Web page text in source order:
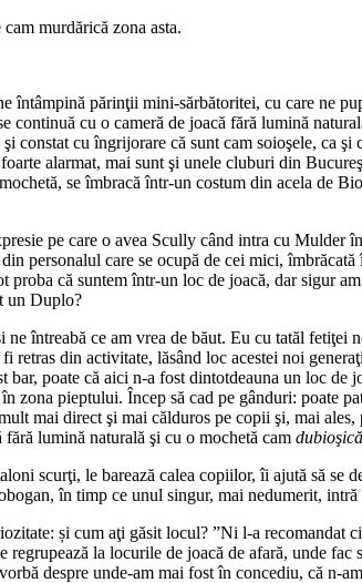
murdărică zona asta.
întâmpină părinţii mini-sărbătoritei, cu care ne
continuă cu o cameră de joacă fără lumină
constat cu îngrijorare că sunt cam soioşele, ca
alarmat, mai sunt şi unele cluburi din
se îmbracă într-un costum din acela de
pe care o avea Scully când intra cu Mulder
personalul care se ocupă de cei mici,
proba că suntem într-un loc de joacă, dar sigur
un Duplo?
ne întreabă ce am vrea de băut. Eu cu tatăl
retras din activitate, lăsând loc acestei noi
bar, poate că aici n-a fost dintotdeauna un loc
zona pieptului. Încep să cad pe gânduri: poate
mai direct şi mai călduros pe copii şi, mai
lumină naturală şi cu o mochetă cam dubioşică
scurţi, le barează calea copiilor, îi ajută să se
în timp ce unul singur, mai nedumerit, intră
și cum aţi găsit locul? ”Ni l-a
regrupează la locurile de joacă de afară, unde
despre unde-am mai fost în concediu, că n-